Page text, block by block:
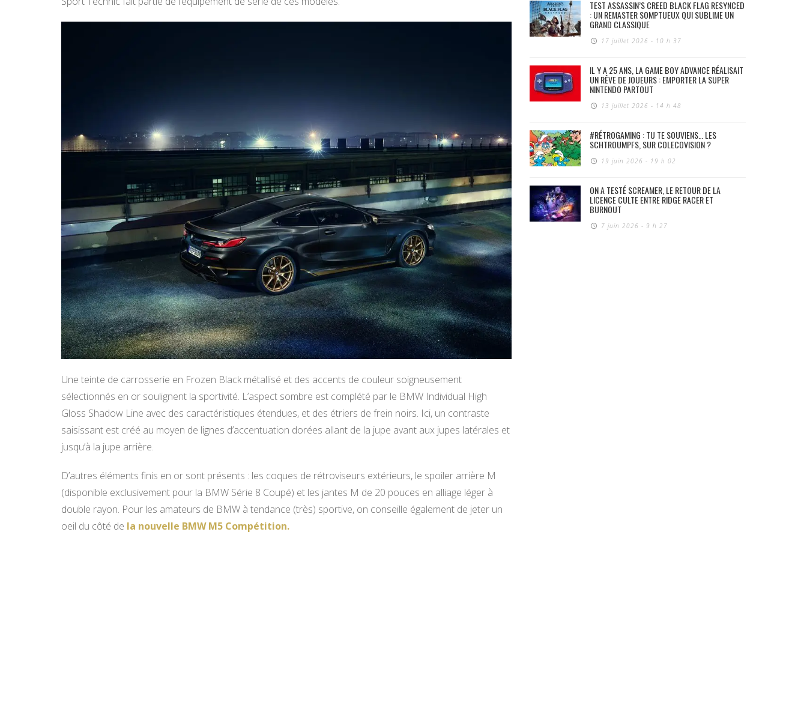
Une teinte de carrosserie en Frozen Black métallisé et des accents de couleur soigneusement
sélectionnés en or soulignent la sportivité. L’aspect sombre est complété par le BMW Individual High
Gloss Shadow Line avec des caractéristiques étendues, et des étriers de frein noirs. Ici, un contraste
saisissant est créé au moyen de lignes d’accentuation dorées allant de la jupe avant aux jupes latérales et
jusqu’à la jupe arrière.
D’autres éléments finis en or sont présents : les coques de rétroviseurs extérieurs, le spoiler arrière M
(disponible exclusivement pour la BMW Série 8 Coupé) et les jantes M de 20 pouces en alliage léger à
double rayon. Pour les amateurs de BMW à tendance (très) sportive, on conseille également de jeter un
oeil du côté de la nouvelle BMW M5 Compétition.
TEST ASSASSIN’S CREED BLACK FLAG RESYNCED
: UN REMASTER SOMPTUEUX QUI SUBLIME UN
GRAND CLASSIQUE
17 juillet 2026 - 10 h 37
IL Y A 25 ANS, LA GAME BOY ADVANCE RÉALISAIT
UN RÊVE DE JOUEURS : EMPORTER LA SUPER
NINTENDO PARTOUT
13 juillet 2026 - 14 h 48
#RÉTROGAMING : TU TE SOUVIENS… LES
SCHTROUMPFS, SUR COLECOVISION ?
19 juin 2026 - 19 h 02
ON A TESTÉ SCREAMER, LE RETOUR DE LA
LICENCE CULTE ENTRE RIDGE RACER ET
BURNOUT
7 juin 2026 - 9 h 27